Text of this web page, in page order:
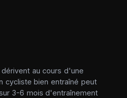
au cours d'une
cycliste bien entraîné peut
3-6 mois d'entraînement